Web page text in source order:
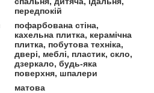
передпокій
пофарбована стіна,
кахельна плитка, керамічна
плитка, побутова техніка,
двері, меблі, пластик, скло,
дзеркало, будь-яка
поверхня, шпалери
матова